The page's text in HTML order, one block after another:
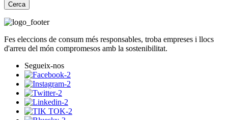
Cerca
Fes eleccions de consum més responsables, troba empreses i llocs
d'arreu del món compromesos amb la sostenibilitat.
Segueix-nos